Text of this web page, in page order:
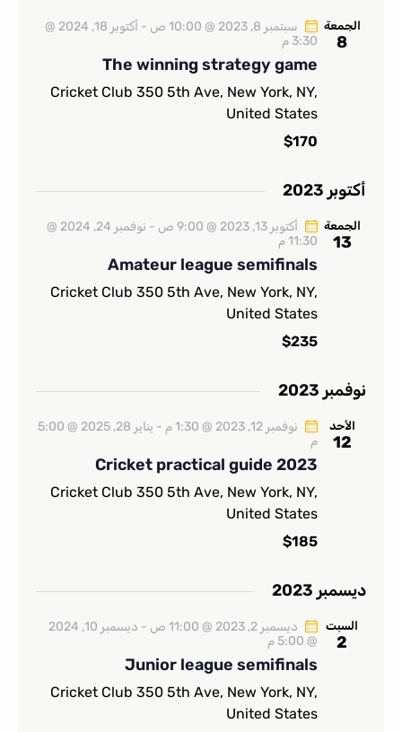
t
s
S
e
h
a
V
a
v
i
g
o
n
h
t
e
v
i
g
t
i
e
c
الجمعة
8
سبتمبر 8, 2023 @ 10:00 ص -
أكتوبر 18, 2024 @
3:30 م
The winning strategy game
Cricket Club 350 5th Ave, New York, NY,
United States
$170
أكتوبر 2023
الجمعة
13
أكتوبر 13, 2023 @ 9:00 ص -
نوفمبر 24, 2024 @
11:30 م
Amateur league semifinals
Cricket Club 350 5th Ave, New York, NY,
United States
$235
نوفمبر 2023
الأحد
12
نوفمبر 12, 2023 @ 1:30 م -
يناير 28, 2025 @ 5:00
م
Cricket practical guide 2023
Cricket Club 350 5th Ave, New York, NY,
United States
$185
ديسمبر 2023
السبت
2
ديسمبر 2, 2023 @ 11:00 ص -
ديسمبر 10, 2024
@ 5:00 م
Junior league semifinals
Cricket Club 350 5th Ave, New York, NY,
United States